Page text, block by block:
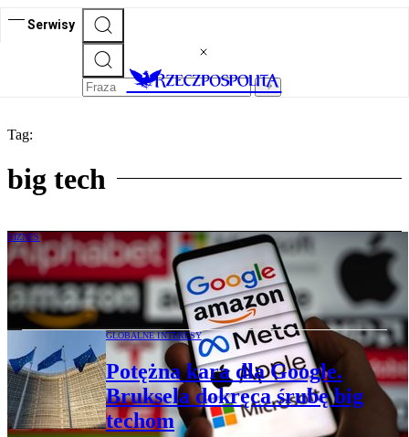
Serwisy
Tag:
big tech
BIZNES
Od Tokio po Sztokholm. Jak z Big
Techami radzi sobie świat
GLOBALNE INTERESY
Potężna kara dla Google.
Bruksela dokręca śrubę big
techom